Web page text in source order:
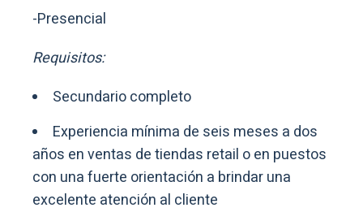
-Presencial
Requisitos:
Secundario completo
Experiencia mínima de seis meses a dos
años en ventas de tiendas retail o en puestos
con una fuerte orientación a brindar una
excelente atención al cliente